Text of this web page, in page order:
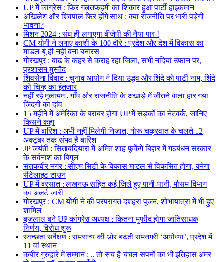
UP में कांग्रेस : फिर गलतफहमी का शिकार हुआ पार्टी हाइकमान
अखिलेश और शिवपाल फिर होंगे साथ : क्या राजनीति पर भारी पड़ेगी
भावना?
मिशन 2024 : संघ ही लगाएगा बीजेपी की नैया पार !
CM योगी ने लगाए काशी के 100 दौरे : प्रदेश और देश में विकास का
माडल यूं ही नहीं बना बनारस
गोरखपुर : बाढ़ के कहर से कराह रहा जिला, सभी नदियां उफान पर,
प्रशासन मुस्तैद
शिवसेना विवाद : चुनाव आयोग ने दिया उद्धव और शिंदे को पार्टी नाम, शिंदे
को चिन्ह का इंतजार
नहीं रहे मुलायम : गाँव और राजनीति के अखाड़े में जीतने वाला हार गया
जिंदगी का दांव
15 महीने में अमेरिका के बराबर होगा UP में सड़कों का नेटवर्क, जानिए
किसने कहा
UP मेँ बारिश : अभी नहीं मिलेगी निजात, नोरू चक्रवात के चलते 12
अक्टूबर तक संभव है बारिश
JP जयंती : सिताबदियारा में अमित शाह फूंकेंगे बिहार में गठबंधन सरकार
के सर्वनाश का बिगुल
संतकबीर नगर : सीएम सिटी के विकास माडल से विकसित होगा, बनेगा
सैटेलाइट टाउन
UP में बरसात : लखनऊ सहित कई जिले हुए पानी-पानी, मौसम विभाग
का अलर्ट जारी
गोरखपुर : CM योगी ने की परंपरागत दशहरा पूजन, शोभायात्रा में भी हुए
शामिल
बृजलाल बने UP कांग्रेस अध्यक्ष : कितना मुफीद होगा जातिसाधक
निर्णय, विरोध शुरू
स्वच्छता सर्वेक्षण : रामराज्य की ओर बढ़ती रामनगरी ‘अयोध्या’, प्रदेश में
11 वां स्थान
कबीर गुरुद्वारे में सम्मान : .. तो सच है चंचल सपनों का भी इतिहास अमर